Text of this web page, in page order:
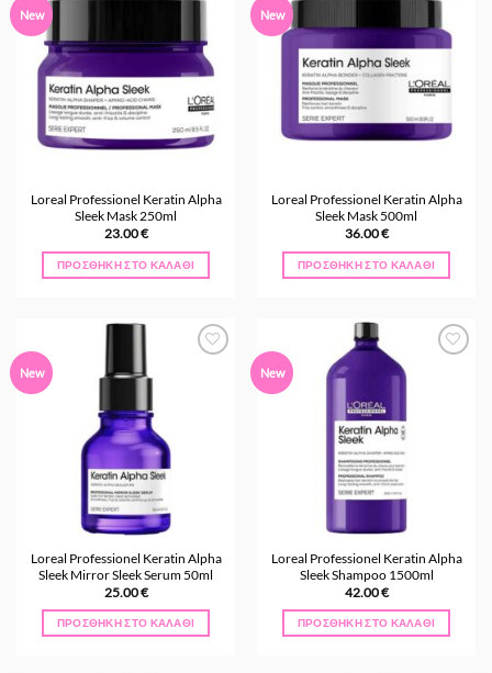
New
Αγαπημένα
Loreal Professionel Keratin Alpha
Sleek Mask 250ml
23.00€
ΠΡΟΣΘΉΚΗ ΣΤΟ ΚΑΛΆΘΙ
New
στα
Αγαπημένα
Loreal Professionel Keratin Alpha
Sleek Mask 500ml
36.00€
ΠΡΟΣΘΉΚΗ ΣΤΟ ΚΑΛΆΘΙ
New
Loreal Professionel Keratin Alpha
Sleek Mirror Sleek Serum 50ml
25.00€
ΠΡΟΣΘΉΚΗ ΣΤΟ ΚΑΛΆΘΙ
New
Loreal Professionel Keratin Alpha
Sleek Shampoo 1500ml
42.00€
ΠΡΟΣΘΉΚΗ ΣΤΟ ΚΑΛΆΘΙ